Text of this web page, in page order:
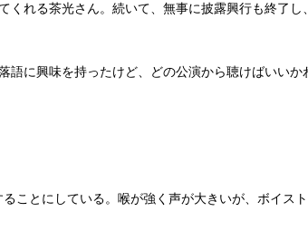
れる茶光さん。続いて、無事に披露興行も終了
に興味を持ったけど、どの公演から聴けばいい
ことにしている。喉が強く声が大きいが、ボイス